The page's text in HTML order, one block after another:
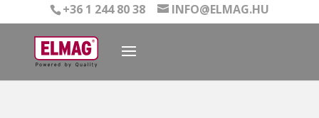
+36 1 244 80 38 INFO@ELMAG.HU